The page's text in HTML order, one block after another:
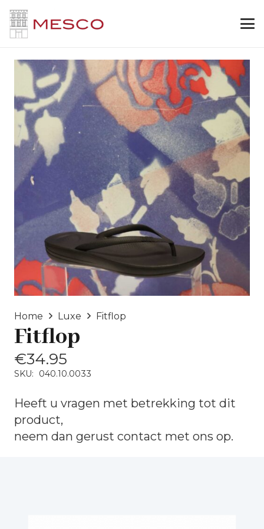
Home Luxe Fitflop
Fitflop
€34.95
SKU: 040.10.0033
Heeft u vragen met betrekking tot dit
product,
neem dan gerust contact met ons op.